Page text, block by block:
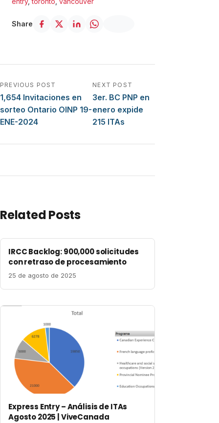
Share
Navegación de entradas
PREVIOUS POST
1,654 Invitaciones en
sorteo Ontario OINP 19-
ENE-2024
NEXT POST
3er. BC PNP en
enero expide
215 ITAs
Related Posts
IRCC Backlog: 900,000 solicitudes
con retraso de procesamiento
25 de agosto de 2025
Express Entry – Análisis de ITAs
Agosto 2025 | ViveCanada